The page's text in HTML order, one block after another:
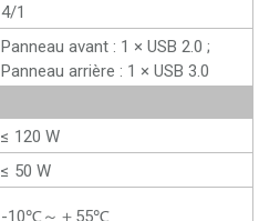
4/1
Panneau avant : 1 × USB 2.0 ;
Panneau arrière : 1 × USB 3.0
≤ 120 W
≤ 50 W
-10℃～＋55℃